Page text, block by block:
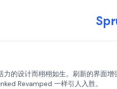
力的设计而栩栩如生。刷新的界面增
Revamped 一样引人入胜。